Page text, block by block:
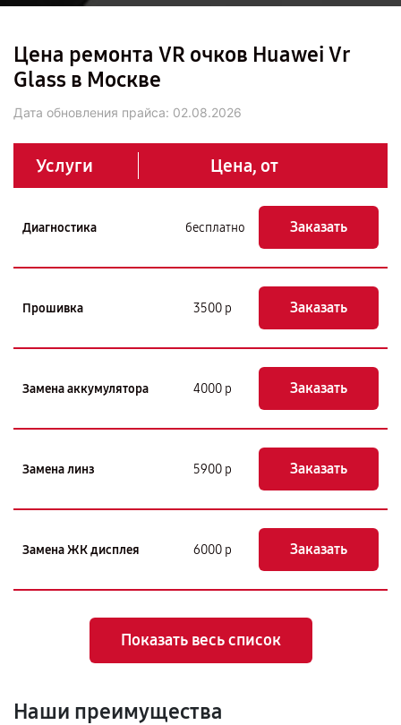
Цена ремонта VR очков Huawei Vr
Glass в Москве
Дата обновления прайса: 02.08.2026
Услуги Цена, от
Диагностика бесплатно Заказать
Прошивка 3500 р Заказать
Замена аккумулятора 4000 р Заказать
Замена линз 5900 р Заказать
Замена ЖК дисплея 6000 р Заказать
Показать весь список
Наши преимущества